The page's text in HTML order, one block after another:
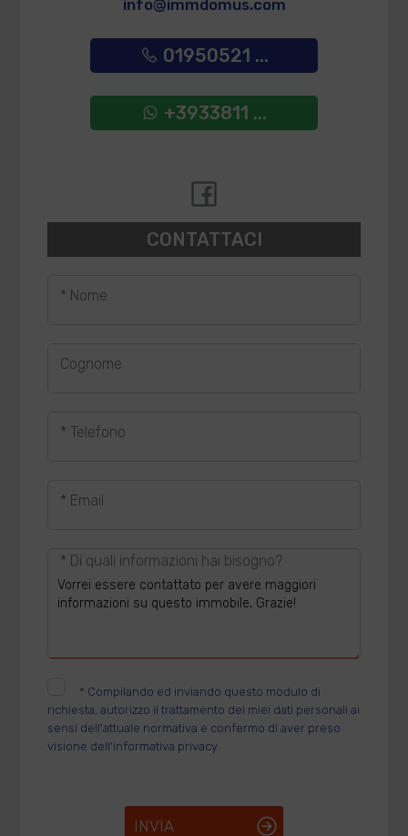
info@immdomus.com
01950521 ...
+3933811 ...
CONTATTACI
* Nome
Cognome
* Telefono
* Email
* Di quali informazioni hai bisogno?
* Compilando ed inviando questo modulo di
richiesta, autorizzo il trattamento dei miei dati personali ai
sensi dell'attuale normativa e confermo di aver preso
visione dell'informativa privacy.
INVIA